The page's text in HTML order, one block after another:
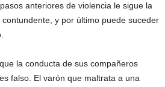
anteriores de violencia le sigue la
y por último puede suceder
la conducta de sus compañeros
falso. El varón que maltrata a una